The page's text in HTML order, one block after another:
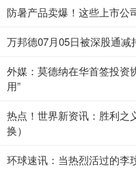
防暑产品卖爆！这些上市公
万邦德07月05日被深股通减
外媒：莫德纳在华首签投资
用”
热点！世界新资讯：胜利之
换）
环球速讯：当热烈活过的